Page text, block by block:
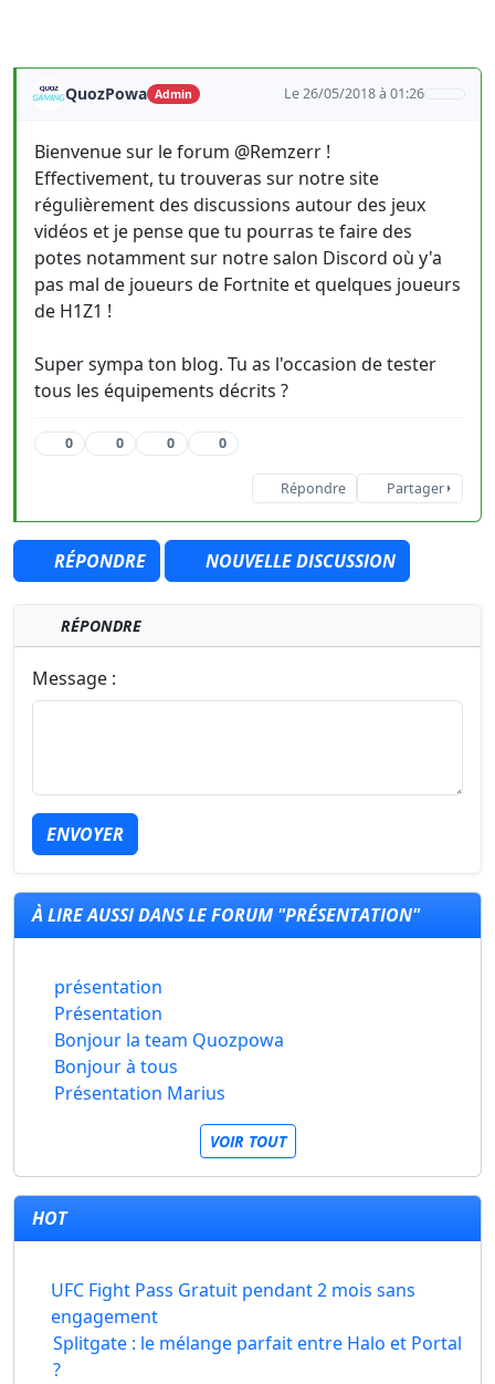
QuozPowa Admin Le 26/05/2018 à 01:26
Bienvenue sur le forum @Remzerr !
Effectivement, tu trouveras sur notre site
régulièrement des discussions autour des jeux
vidéos et je pense que tu pourras te faire des
potes notamment sur notre salon Discord où y'a
pas mal de joueurs de Fortnite et quelques joueurs
de H1Z1 !
Super sympa ton blog. Tu as l'occasion de tester
tous les équipements décrits ?
0 0 0 0
Répondre Partager
RÉPONDRE NOUVELLE DISCUSSION
RÉPONDRE
Message :
ENVOYER
À LIRE AUSSI DANS LE FORUM "PRÉSENTATION"
présentation
Présentation
Bonjour la team Quozpowa
Bonjour à tous
Présentation Marius
VOIR TOUT
HOT
UFC Fight Pass Gratuit pendant 2 mois sans
engagement
Splitgate : le mélange parfait entre Halo et Portal
?